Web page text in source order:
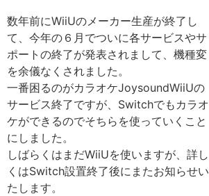
数年前にWiiUのメーカー生産が終了し
て、今年の６月でついに各サービスやサ
ポートの終了が発表されまして、機種変
を余儀なくされました。
一番困るのがカラオケJoysoundWiiUの
サービス終了ですが、Switchでもカラオ
ケができるのでそちらを使っていくこと
にしました。
しばらくはまだWiiUを使いますが、詳し
くはSwitch設置終了後にまたお知らせい
たします。